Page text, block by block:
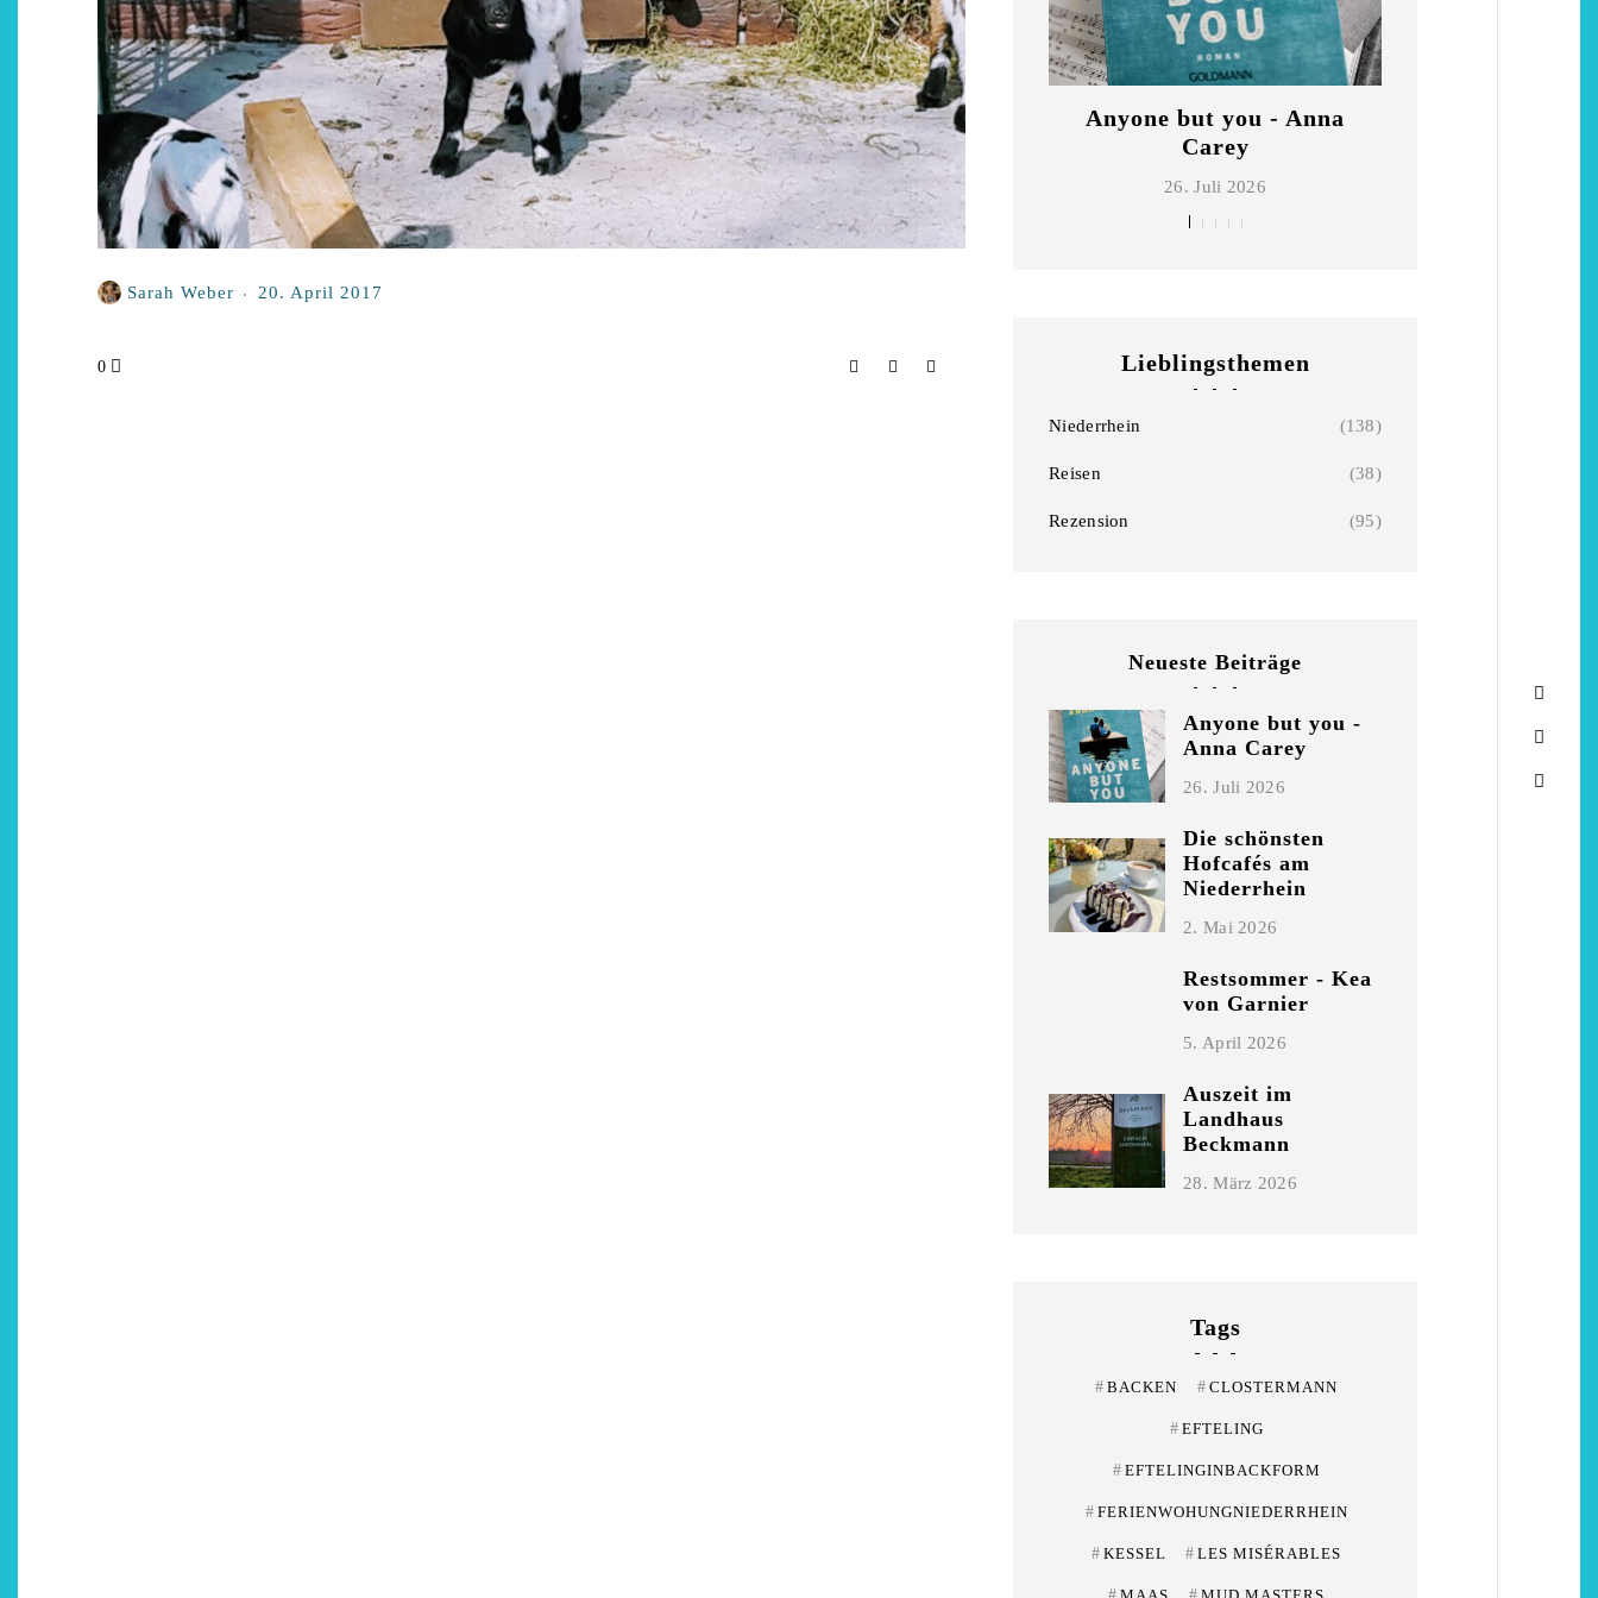
Die schönsten Hofcafés am
Niederrhein
2. Mai 2026
Restsommer - Kea von
Garnier
5. April 2026
Auszeit im Landhaus
Beckmann
28. März 2026
Niederrhein-Buch:
Eisvogelträume
11. März 2026
Anyone but you - Anna
Carey
26. Juli 2026
Lieblingsthemen
Niederrhein (138)
Reisen (38)
Rezension (95)
Neueste Beiträge
Anyone but you -
Anna Carey
26. Juli 2026
Die schönsten
Hofcafés am
Niederrhein
2. Mai 2026
Restsommer - Kea
von Garnier
5. April 2026
Auszeit im
Landhaus
Beckmann
28. März 2026
Tags
# BACKEN # CLOSTERMANN
# EFTELING
# EFTELINGINBACKFORM
# FERIENWOHUNGNIEDERRHEIN
# KESSEL # LES MISÉRABLES
Sarah Weber 20. April 2017
0